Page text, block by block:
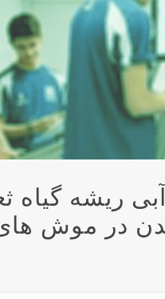
ای عصاره آبی ريشه
در موش